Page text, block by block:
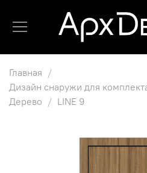
Главная
Дизайн снаружи для
Дерево
LINE 9